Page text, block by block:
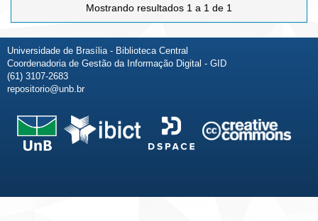
Mostrando resultados 1 a 1 de 1
Universidade de Brasília - Biblioteca Central
Coordenadoria de Gestão da Informação Digital - GID
(61) 3107-2683
repositorio@unb.br